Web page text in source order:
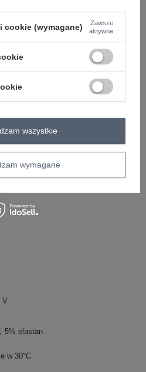
I ZOBACZ CENĘ
30°C
V
5% elastan
w 30°C
cookie (wymagane)
Zawsze
aktywne
wymagane
wszystkie